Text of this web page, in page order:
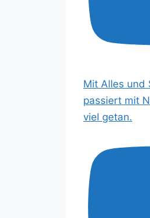
Mit Alles und
passiert mit
viel getan.